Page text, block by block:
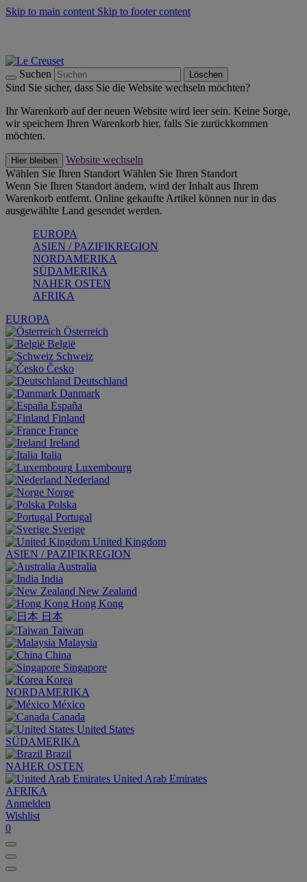
Skip to main content Skip to footer content
Suchen Löschen
Sind Sie sicher, dass Sie die Website wechseln möchten?
Ihr Warenkorb auf der neuen Website wird leer sein. Keine Sorge,
wir speichern Ihren Warenkorb hier, falls Sie zurückkommen
möchten.
Hier bleiben
Website wechseln
Wählen Sie Ihren Standort Wählen Sie Ihren Standort
Wenn Sie Ihren Standort ändern, wird der Inhalt aus Ihrem
Warenkorb entfernt. Online gekaufte Artikel können nur in das
ausgewählte Land gesendet werden.
EUROPA
ASIEN / PAZIFIKREGION
NORDAMERIKA
SÜDAMERIKA
NAHER OSTEN
AFRIKA
EUROPA
Österreich
België
Schweiz
Česko
Deutschland
Danmark
España
Finland
France
Ireland
Italia
Luxembourg
Nederland
Norge
Polska
Portugal
Sverige
United Kingdom
ASIEN / PAZIFIKREGION
Australia
India
New Zealand
Hong Kong
日本
Taiwan
Malaysia
China
Singapore
Korea
NORDAMERIKA
México
Canada
United States
SÜDAMERIKA
Brazil
NAHER OSTEN
United Arab Emirates
AFRIKA
Anmelden
Wishlist
0